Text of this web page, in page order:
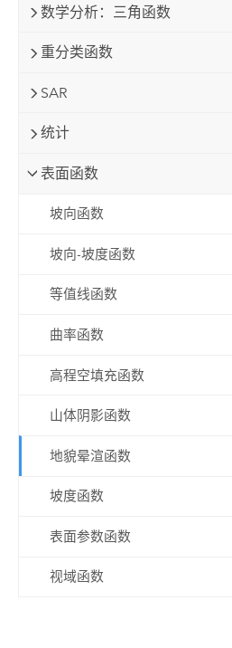
数学分析：三角函数
重分类函数
SAR
统计
表面函数
坡向函数
坡向-坡度函数
等值线函数
曲率函数
高程空填充函数
山体阴影函数
地貌晕渲函数
坡度函数
表面参数函数
视域函数